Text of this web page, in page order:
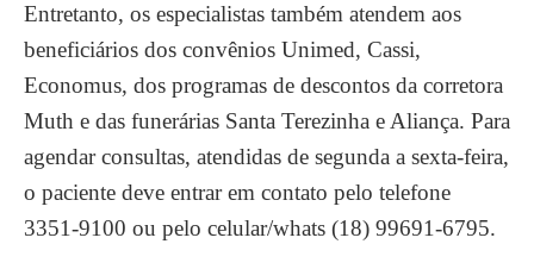
Entretanto, os especialistas também atendem aos
beneficiários dos convênios Unimed, Cassi,
Economus, dos programas de descontos da corretora
Muth e das funerárias Santa Terezinha e Aliança. Para
agendar consultas, atendidas de segunda a sexta-feira,
o paciente deve entrar em contato pelo telefone
3351-9100 ou pelo celular/whats (18) 99691-6795.